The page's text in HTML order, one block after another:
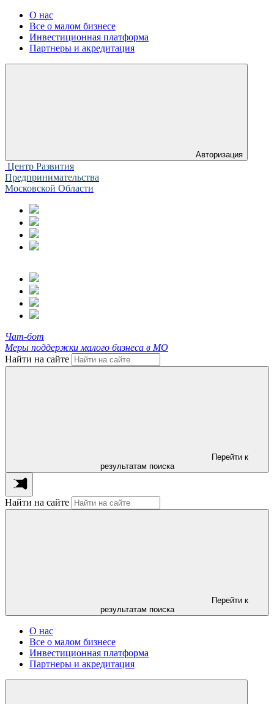
О нас
Все о малом бизнесе
Инвестиционная платформа
Партнеры и акредитация
Авторизация
Центр Развития
Предпринимательства
Московской Области
Чат-бот
Меры поддержки малого бизнеса в МО
Найти на сайте
Перейти к
результатам поиска
Найти на сайте
Перейти к
результатам поиска
О нас
Все о малом бизнесе
Инвестиционная платформа
Партнеры и акредитация